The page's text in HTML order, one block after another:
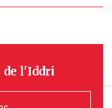
de l'Iddri